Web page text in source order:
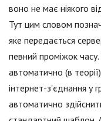
воно не має ніякого
Тут цим словом
яке передається
певний проміжок
автоматично (в
інтернет-з'єднання у
автоматично